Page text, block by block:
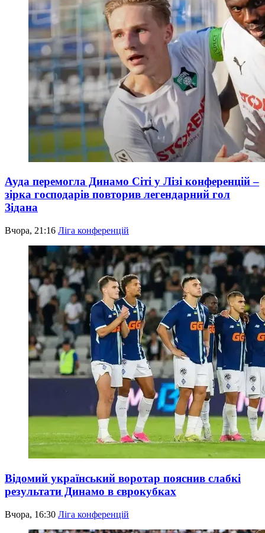
Ауда перемогла Динамо Сіті у Лізі конференцій –
зірка господарів повторив легендарний гол
Зідана
Вчора, 21:16 Ліга конференцій
Відомий український воротар пояснив слабкі
результати Динамо в єврокубках
Вчора, 16:30 Ліга конференцій